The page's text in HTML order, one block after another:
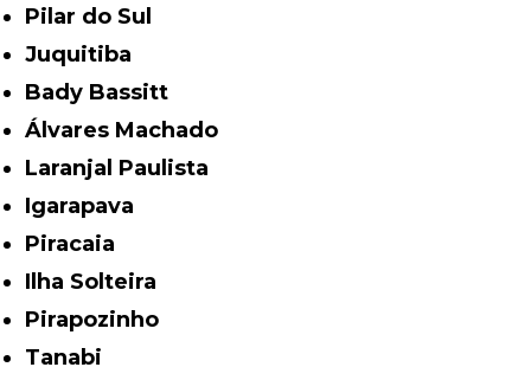
Pilar do Sul
Juquitiba
Bady Bassitt
Álvares Machado
Laranjal Paulista
Igarapava
Piracaia
Ilha Solteira
Pirapozinho
Tanabi